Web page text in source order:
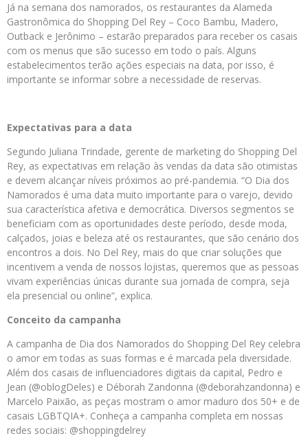
Já na semana dos namorados, os restaurantes da Alameda
Gastronômica do Shopping Del Rey – Coco Bambu, Madero,
Outback e Jerônimo – estarão preparados para receber os casais
com os menus que são sucesso em todo o país. Alguns
estabelecimentos terão ações especiais na data, por isso, é
importante se informar sobre a necessidade de reservas.
Expectativas para a data
Segundo Juliana Trindade, gerente de marketing do Shopping Del
Rey, as expectativas em relação às vendas da data são otimistas
e devem alcançar níveis próximos ao pré-pandemia. “O Dia dos
Namorados é uma data muito importante para o varejo, devido
sua característica afetiva e democrática. Diversos segmentos se
beneficiam com as oportunidades deste período, desde moda,
calçados, joias e beleza até os restaurantes, que são cenário dos
encontros a dois. No Del Rey, mais do que criar soluções que
incentivem a venda de nossos lojistas, queremos que as pessoas
vivam experiências únicas durante sua jornada de compra, seja
ela presencial ou online”, explica.
Conceito da campanha
A campanha de Dia dos Namorados do Shopping Del Rey celebra
o amor em todas as suas formas e é marcada pela diversidade.
Além dos casais de influenciadores digitais da capital, Pedro e
Jean (@oblogDeles) e Déborah Zandonna (@deborahzandonna) e
Marcelo Paixão, as peças mostram o amor maduro dos 50+ e de
casais LGBTQIA+. Conheça a campanha completa em nossas
redes sociais: @shoppingdelrey